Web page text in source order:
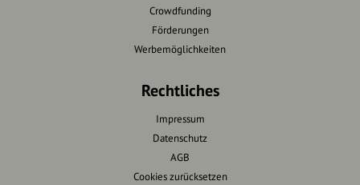
Crowdfunding
Förderungen
Werbemöglichkeiten
Rechtliches
Impressum
Datenschutz
AGB
Cookies zurücksetzen